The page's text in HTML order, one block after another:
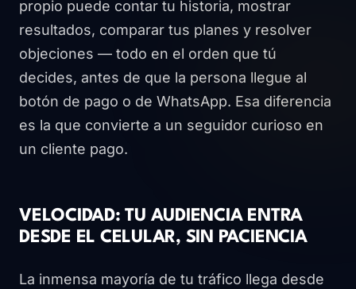
propio puede contar tu historia, mostrar
resultados, comparar tus planes y resolver
objeciones — todo en el orden que tú
decides, antes de que la persona llegue al
botón de pago o de WhatsApp. Esa diferencia
es la que convierte a un seguidor curioso en
un cliente pago.
VELOCIDAD: TU AUDIENCIA ENTRA
DESDE EL CELULAR, SIN PACIENCIA
La inmensa mayoría de tu tráfico llega desde